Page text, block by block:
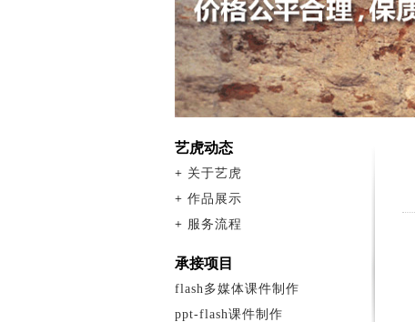
艺虎动态
+ 关于艺虎
+ 作品展示
+ 服务流程
承接项目
flash多媒体课件制作
ppt-flash课件制作